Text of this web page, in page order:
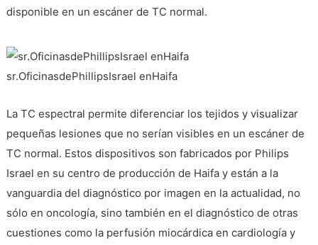
disponible en un escáner de TC normal.
sr.OficinasdePhillipsIsrael enHaifa
La TC espectral permite diferenciar los tejidos y visualizar
pequeñas lesiones que no serían visibles en un escáner de
TC normal. Estos dispositivos son fabricados por Philips
Israel en su centro de producción de Haifa y están a la
vanguardia del diagnóstico por imagen en la actualidad, no
sólo en oncología, sino también en el diagnóstico de otras
cuestiones como la perfusión miocárdica en cardiología y